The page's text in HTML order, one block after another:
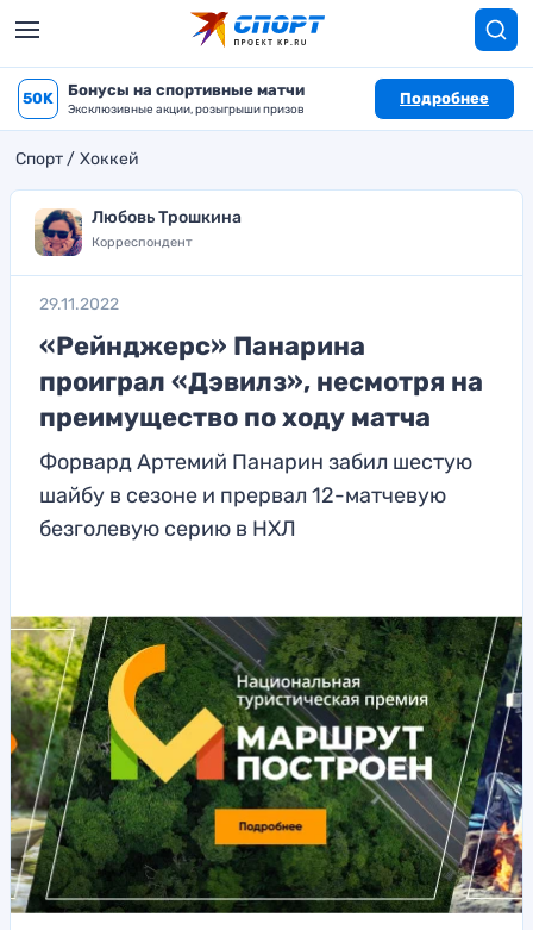
50K Бонусы на спортивные матчи
Эксклюзивные акции, розыгрыши призов
Подробнее
Спорт Хоккей
Любовь Трошкина
Корреспондент
29.11.2022
«Рейнджерс» Панарина
проиграл «Дэвилз», несмотря на
преимущество по ходу матча
Форвард Артемий Панарин забил шестую
шайбу в сезоне и прервал 12-матчевую
безголевую серию в НХЛ